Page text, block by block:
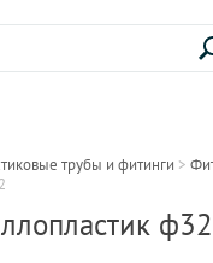
трубы и фитинги >